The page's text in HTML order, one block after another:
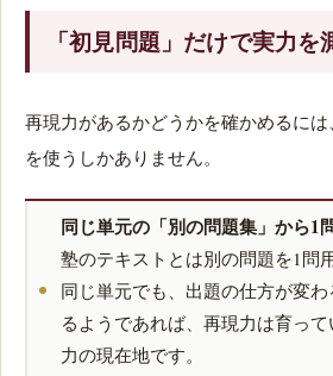
「初見問題」だけで実力
再現力があるかどうかを確かめるに
を使うしかありません。
同じ単元の「別の問題集」から1
塾のテキストとは別の問題を1問
同じ単元でも、出題の仕方が変
るようであれば、再現力は育っ
力の現在地です。